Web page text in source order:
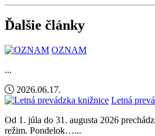
Ďalšie články
OZNAM
...
2026.06.17.
Letná
Od 1. júla do 31. augusta 2026
režim. Pondelok…...